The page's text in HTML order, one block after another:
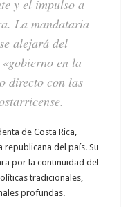
y el impulso a
La mandataria
alejará del
en la
directo con las
de Costa Rica,
republicana del país. Su
por la continuidad del
tradicionales,
profundas.